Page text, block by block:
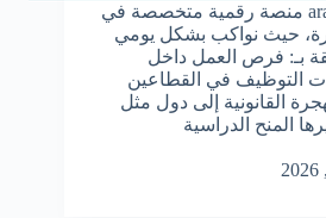
يُعتبر موقع arab24.online منصة رقمية متخصصة في
حيث نواكب بشكل يومي
بـ: فرص العمل داخل
التوظيف في القطاعين
القانونية إلى دول مثل
المنح الدراسية